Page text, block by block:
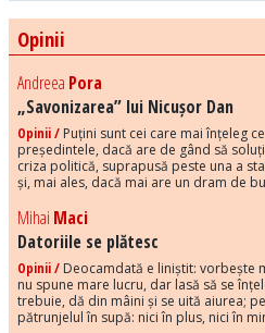
Opinii
Andreea Pora
„Savonizarea” lui Nicușor Dan
Opinii / Puțini sunt cei care mai înțeleg
președintele, dacă are de gând să
criza politică, suprapusă peste una a
și, mai ales, dacă mai are un dram de
Mihai Maci
Datoriile se plătesc
Opinii / Deocamdată e liniștit: vorbește
nu spune mare lucru, dar lasă să se
trebuie, dă din mâini și se uită aiurea;
pătrunjelul în supă: nici în plus, nici în